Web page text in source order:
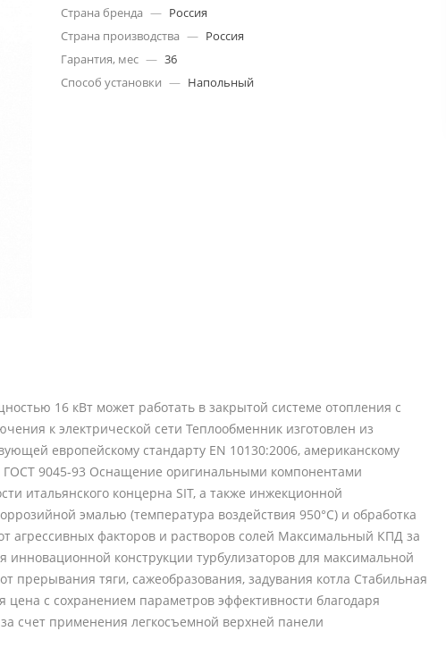
Страна бренда — Россия
Страна производства — Россия
Гарантия, мес — 36
Способ установки — Напольный
16 кВт может работать в закрытой системе отопления с
к электрической сети Теплообменник изготовлен из
европейскому стандарту EN 10130:2006, американскому
ГОСТ 9045-93 Оснащение оригинальными компонентами
итальянского концерна SIT, а также инжекционной
эмалью (температура воздействия 950°С) и обработка
факторов и растворов солей Максимальный КПД за
конструкции турбулизаторов для максимальной
прерывания тяги, сажеобразования, задувания котла Стабильная
с сохранением параметров эффективности благодаря
счет применения легкосъемной верхней панели